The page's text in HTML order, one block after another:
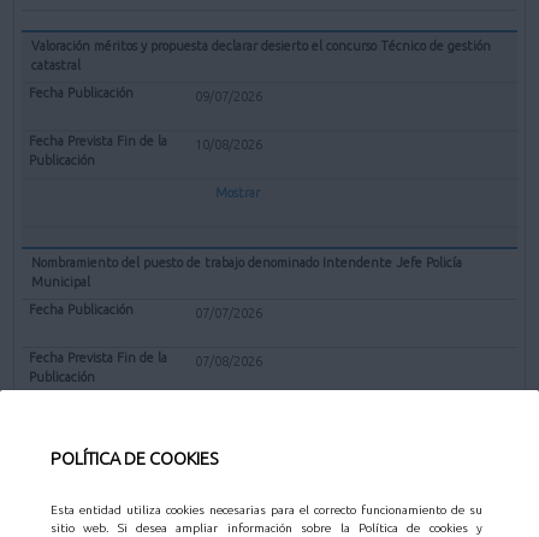
POLÍTICA DE COOKIES
Esta entidad utiliza cookies necesarias para el correcto funcionamiento de su
sitio web. Si desea ampliar información sobre la Política de cookies y
Valoración méritos y propuesta declarar desierto el concurso Técnico de gestión
catastral
09/07/2026
10/08/2026
Mostrar
Nombramiento del puesto de trabajo denominado Intendente Jefe Policía
Municipal
07/07/2026
07/08/2026
Procesos y Proyectos - Gestión Cultural